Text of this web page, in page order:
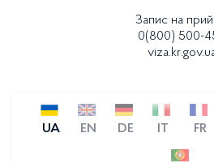
Запис на
0(800) 500-
UA EN DE IT FR